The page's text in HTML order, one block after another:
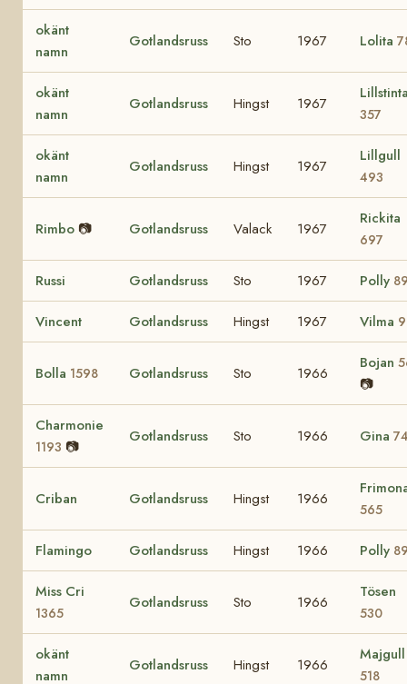
okänt
namn
Gotlandsruss Sto 1967 Lolita
okänt
namn
Gotlandsruss Hingst 1967
357
okänt
namn
Gotlandsruss Hingst 1967
Lillgull
493
Rimbo 📷 Gotlandsruss Valack 1967
Rickita
697
Russi Gotlandsruss Sto 1967 Polly
Vincent Gotlandsruss Hingst 1967 Vilma
Bolla 1598 Gotlandsruss Sto 1966
Bojan
📷
Charmonie
1193 📷
Gotlandsruss Sto 1966 Gina
Criban Gotlandsruss Hingst 1966
565
Flamingo Gotlandsruss Hingst 1966 Polly
Miss Cri
1365
Gotlandsruss Sto 1966
Tösen
530
okänt
namn
Gotlandsruss Hingst 1966
Majgull
518